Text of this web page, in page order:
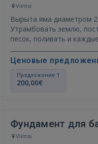
Viimsi
Вырыта яма диаметром
Утрамбовать землю,
песок, поливать и
Ценовые
Предложение 1
200,00€
Фундамент для
Viimsi